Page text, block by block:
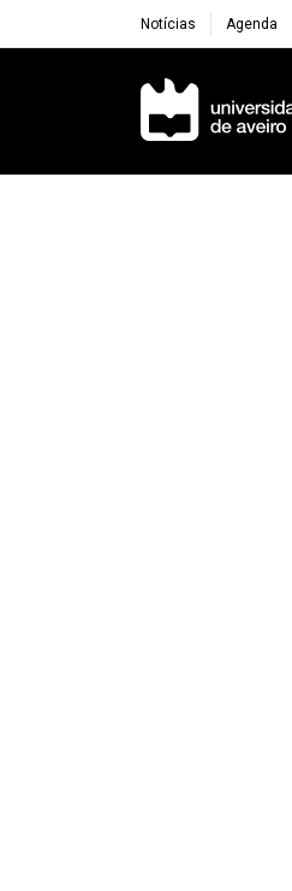
Notícias Agenda
Navegação Principal